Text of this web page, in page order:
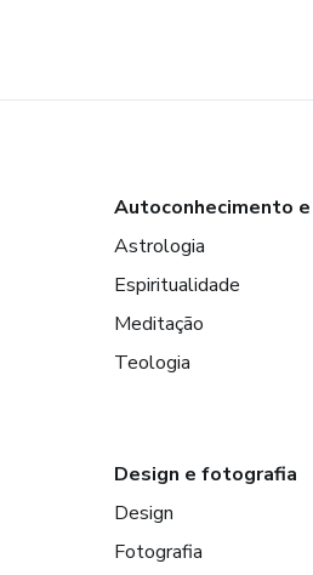
Autoconhecimento
Astrologia
Espiritualidade
Meditação
Teologia
Design e fotografia
Design
Fotografia